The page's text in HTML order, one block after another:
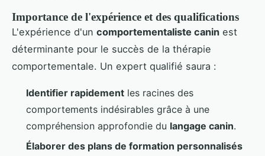
Importance de l'expérience et des qualifications
L'expérience d'un comportementaliste canin est
déterminante pour le succès de la thérapie
comportementale. Un expert qualifié saura :
Identifier rapidement les racines des
comportements indésirables grâce à une
compréhension approfondie du langage canin.
Élaborer des plans de formation personnalisés